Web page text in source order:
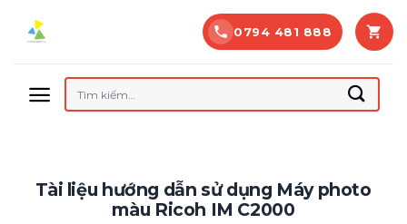
0794 481 888
Tìm
kiếm:
Tài liệu hướng dẫn sử dụng Máy photo
màu Ricoh IM C2000